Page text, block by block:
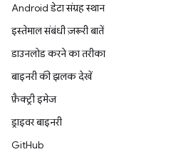
Android डेटा संग्रह स्थान
इस्तेमाल संबंधी ज़रूरी बातें
डाउनलोड करने का तरीका
बाइनरी की झलक देखें
फ़ैक्ट्री इमेज
ड्राइवर बाइनरी
GitHub